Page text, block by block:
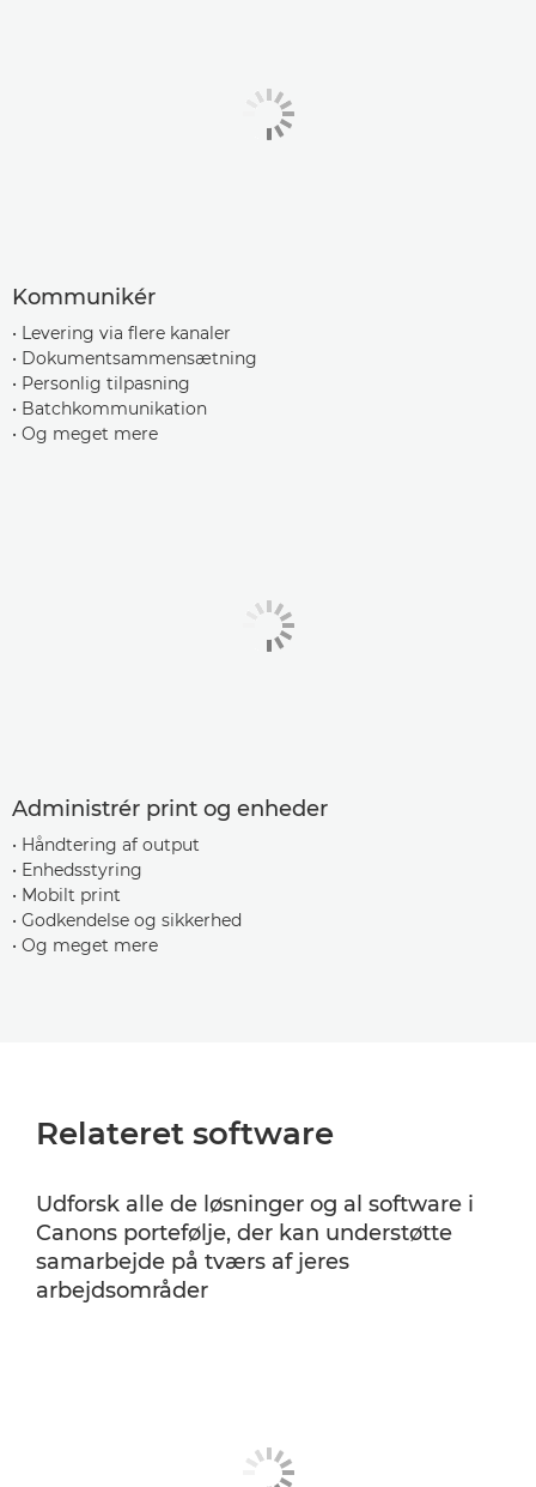
Kommunikér
• Levering via flere kanaler
• Dokumentsammensætning
• Personlig tilpasning
• Batchkommunikation
• Og meget mere
Administrér print og enheder
• Håndtering af output
• Enhedsstyring
• Mobilt print
• Godkendelse og sikkerhed
• Og meget mere
Relateret software
Udforsk alle de løsninger og al software i
Canons portefølje, der kan understøtte
samarbejde på tværs af jeres
arbejdsområder